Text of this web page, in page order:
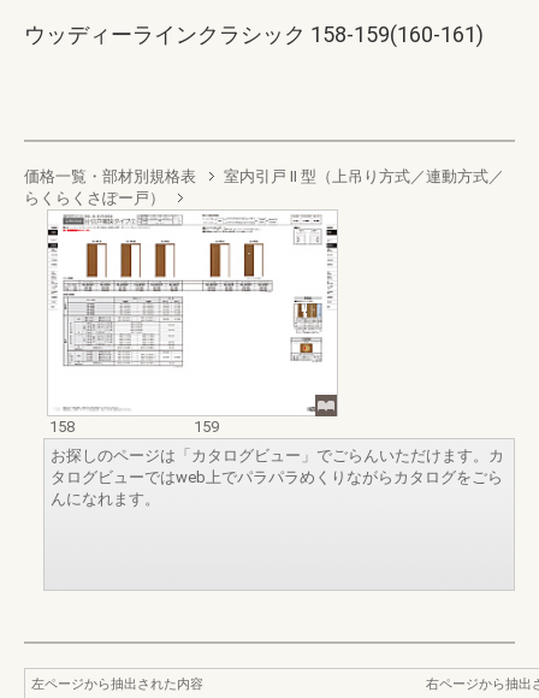
ウッディーラインクラシック 158-159(160-161)
価格一覧・部材別規格表
室内引戸 II 型（上吊り方式／連動方式／
らくらくさぽー戸）
158
159
お探しのページは「カタログビュー」でごらんいただけます。カ
タログビューではweb上でパラパラめくりながらカタログをごら
んになれます。
左ページから抽出された内容
右ページから抽出